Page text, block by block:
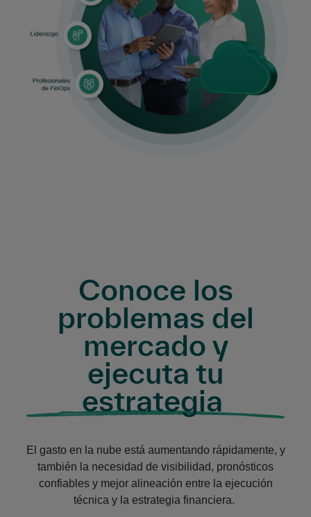
Conoce los
problemas del
mercado y
ejecuta tu
estrategia
El gasto en la nube está aumentando rápidamente, y
también la necesidad de visibilidad, pronósticos
confiables y mejor alineación entre la ejecución
técnica y la estrategia financiera.